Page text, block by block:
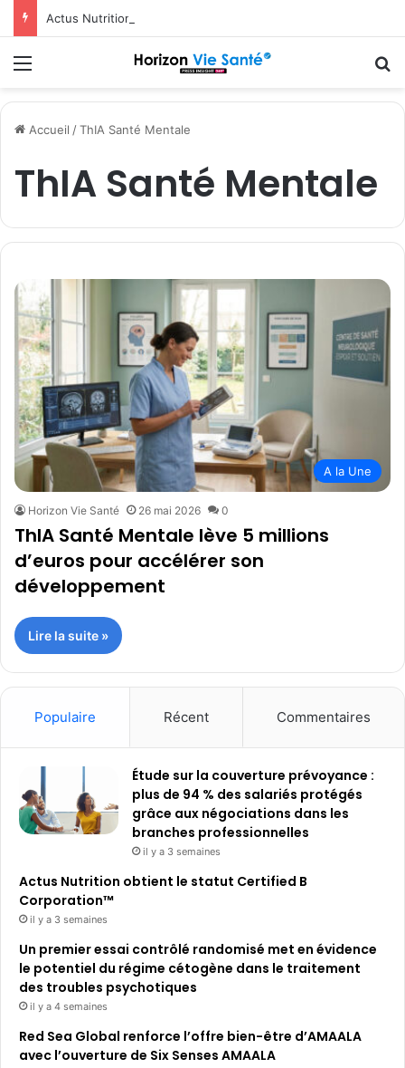
Actus Nutrition obtient le statut Certified B Corporation™
Menu
Accueil /ThIA Santé Mentale
ThIA Santé Mentale
A la Une
Horizon Vie Santé 26 mai 2026 0
ThIA Santé Mentale lève 5 millions
d’euros pour accélérer son
développement
Lire la suite »
Populaire Récent Commentaires
Étude sur la couverture prévoyance :
plus de 94 % des salariés protégés
grâce aux négociations dans les
branches professionnelles
il y a 3 semaines
Actus Nutrition obtient le statut Certified B
Corporation™
il y a 3 semaines
Un premier essai contrôlé randomisé met en évidence
le potentiel du régime cétogène dans le traitement
des troubles psychotiques
il y a 4 semaines
Red Sea Global renforce l’offre bien-être d’AMAALA
avec l’ouverture de Six Senses AMAALA